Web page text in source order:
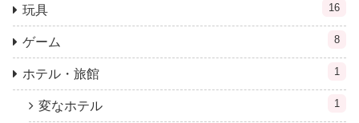
玩具 16
ゲーム 8
ホテル・旅館 1
変なホテル 1